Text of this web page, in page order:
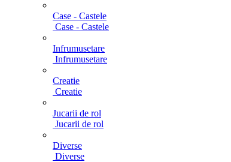
Case - Castele
Case - Castele
Infrumusetare
Infrumusetare
Creatie
Creatie
Jucarii de rol
Jucarii de rol
Diverse
Diverse